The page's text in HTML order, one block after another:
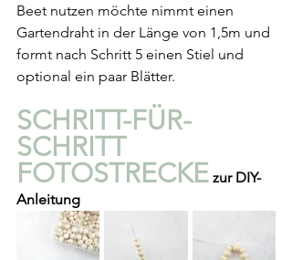
Beet nutzen möchte nimmt einen
Gartendraht in der Länge von 1,5m und
formt nach Schritt 5 einen Stiel und
optional ein paar Blätter.
SCHRITT-FÜR-
SCHRITT
FOTOSTRECKE zur DIY-
Anleitung